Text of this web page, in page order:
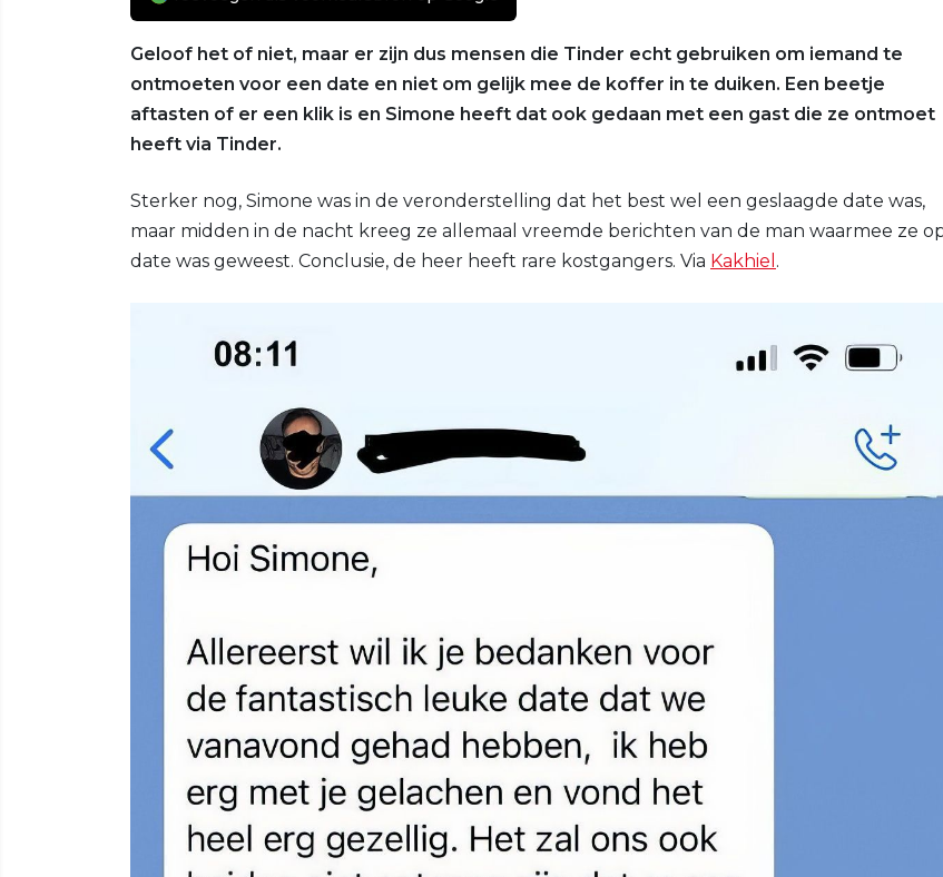
Geloof het of niet, maar er zijn dus mensen die Tinder echt gebruiken om iemand te
ontmoeten voor een date en niet om gelijk mee de koffer in te duiken. Een beetje
aftasten of er een klik is en Simone heeft dat ook gedaan met een gast die ze ontmoet
heeft via Tinder.
Sterker nog, Simone was in de veronderstelling dat het best wel een geslaagde date was,
maar midden in de nacht kreeg ze allemaal vreemde berichten van de man waarmee ze
date was geweest. Conclusie, de heer heeft rare kostgangers. Via Kakhiel .